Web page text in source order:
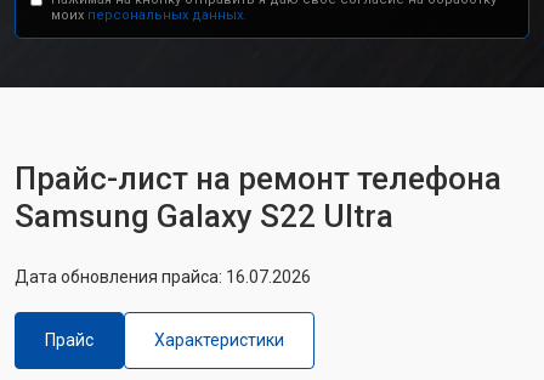
моих персональных данных.
Прайс-лист на ремонт телефона
Samsung Galaxy S22 Ultra
Дата обновления прайса: 16.07.2026
Прайс Характеристики